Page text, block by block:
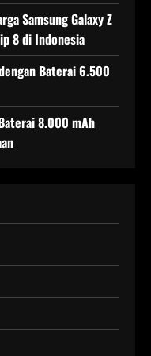
Samsung Galaxy Z
8 di Indonesia
Baterai 6.500
8.000 mAh